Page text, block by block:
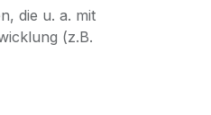
die u. a. mit
(z.B.